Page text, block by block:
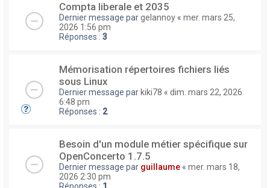
Compta liberale et 2035
Dernier message pargelannoy « mer. mars 25,
2026 1:56 pm
Réponses : 3
Mémorisation répertoires fichiers liés
sous Linux
Dernier message par kiki78 « dim. mars 22, 2026
6:48 pm
Réponses : 2
Besoin d'un module métier spécifique sur
OpenConcerto 1.7.5
Dernier message par guillaume « mer. mars 18,
2026 2:30 pm